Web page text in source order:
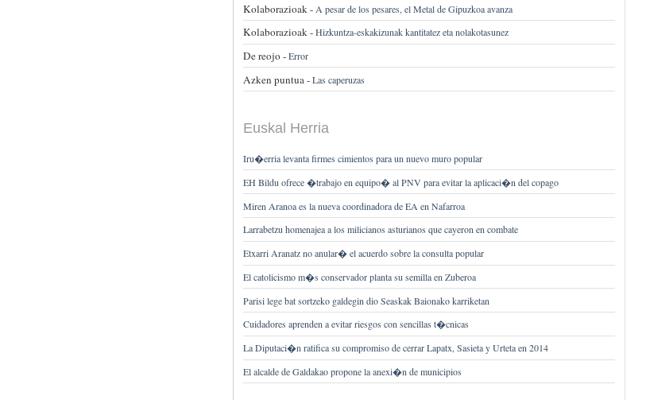
Kolaborazioak - A pesar de los pesares, el Metal de Gipuzkoa avanza
Kolaborazioak -Hizkuntza-eskakizunak kantitatez eta nolakotasunez
De reojo -Error
Azken puntua -Las caperuzas
Euskal Herria
Iru�erria levanta firmes cimientos para un nuevo muro popular
EH Bildu ofrece �trabajo en equipo� al PNV para evitar la aplicaci�n del copago
Miren Aranoa es la nueva coordinadora de EA en Nafarroa
Larrabetzu homenajea a los milicianos asturianos que cayeron en combate
Etxarri Aranatz no anular� el acuerdo sobre la consulta popular
El catolicismo m�s conservador planta su semilla en Zuberoa
Parisi lege bat sortzeko galdegin dio Seaskak Baionako karriketan
Cuidadores aprenden a evitar riesgos con sencillas t�cnicas
La Diputaci�n ratifica su compromiso de cerrar Lapatx, Sasieta y Urteta en 2014
El alcalde de Galdakao propone la anexi�n de municipios